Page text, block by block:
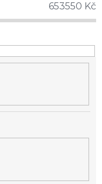
653550 Kč